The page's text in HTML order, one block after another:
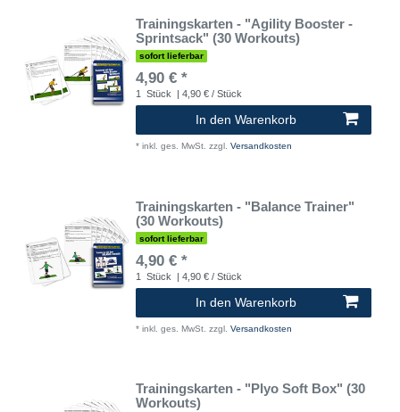
Trainingskarten - "Agility Booster -
Sprintsack" (30 Workouts)
sofort lieferbar
4,90 € *
1 Stück | 4,90 € / Stück
In den Warenkorb
* inkl. ges. MwSt. zzgl. Versandkosten
Trainingskarten - "Balance Trainer"
(30 Workouts)
sofort lieferbar
4,90 € *
1 Stück | 4,90 € / Stück
In den Warenkorb
* inkl. ges. MwSt. zzgl. Versandkosten
Trainingskarten - "Plyo Soft Box" (30
Workouts)